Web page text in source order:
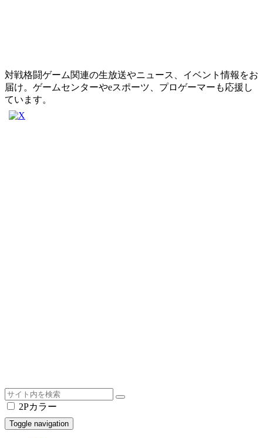
対戦格闘ゲーム関連の生放送やニュース、イベント情報をお
届け。ゲームセンターやeスポーツ、プロゲーマーも応援し
ています。
2Pカラー
Toggle navigation